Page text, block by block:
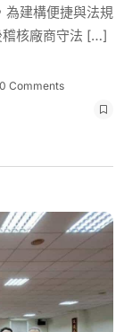
為建構便捷與法規
稽核廠商守法 […]
0 Comments